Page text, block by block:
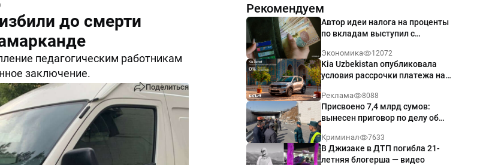
до смерти
педагогическим работникам
заключение.
Поделиться
Рекомендуем
Автор идеи налога на проценты
по вкладам выступил с
Экономика 12072
Kia Uzbekistan опубликовала
условия рассрочки платежа на
годовых
Реклама 8088
Присвоено 7,4 млрд сумов:
вынесен приговор по делу об
Ташкенте
Криминал 7633
В Джизаке в ДТП погибла 21-
летняя блогерша — видео